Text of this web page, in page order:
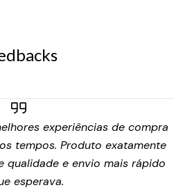
experiências de compra
tempos. Produto exatamente
qualidade e envio mais rápido
esperava.